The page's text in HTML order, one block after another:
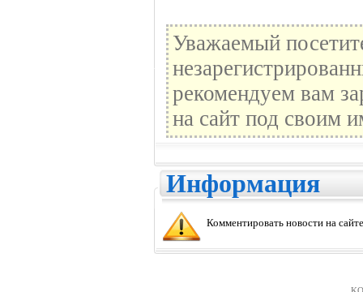
Уважаемый
рекомендуем вам
на сайт под своим
Информация
Комментировать новости на